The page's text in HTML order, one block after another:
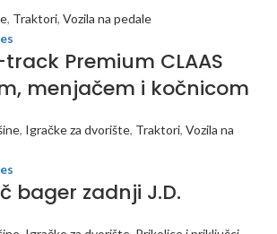
, Traktori, Vozila na pedale
Premium CLAAS
menjačem i kočnicom
, Igračke za dvorište, Traktori, Vozila na
bager zadnji J.D.